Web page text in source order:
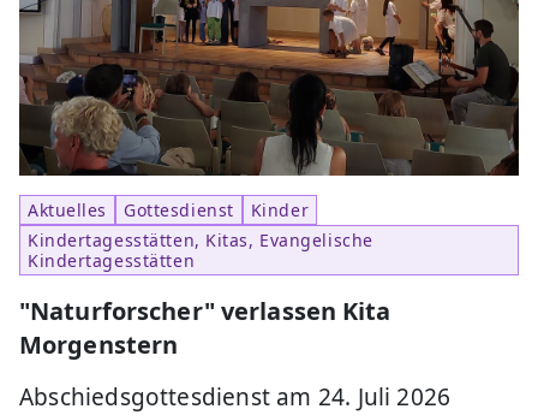
Aktuelles Gottesdienst
Kinder
Kindertagesstätten, Kitas, Evangelische
Kindertagesstätten
"Naturforscher" verlassen Kita
Morgenstern
Abschiedsgottesdienst am 24. Juli 2026